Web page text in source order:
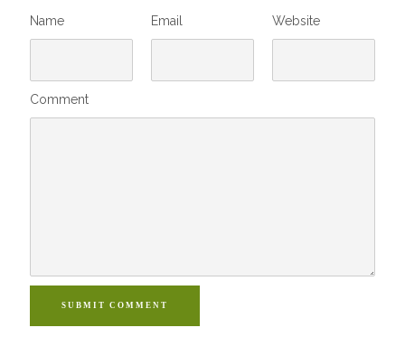
Name Email Website
Comment
SUBMIT COMMENT